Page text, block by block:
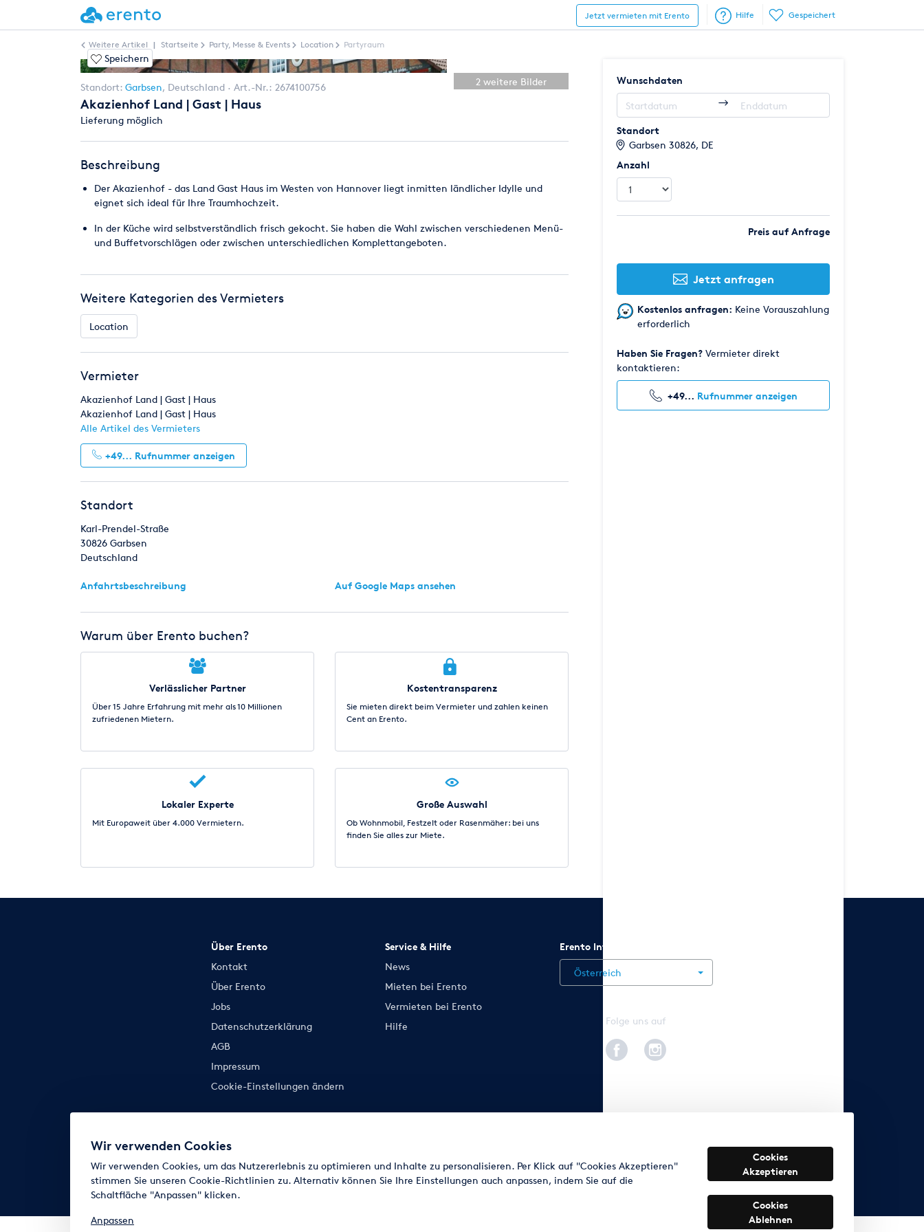
Gespeichert
Jetzt vermieten mit Erento Hilfe
Weitere Artikel | Startseite Party, Messe & Events Location Partyraum
Speichern
2 weitere Bilder
Standort: Garbsen, Deutschland Art.-Nr.: 2674100756
Akazienhof Land | Gast | Haus
Lieferung möglich
Beschreibung
Der Akazienhof - das Land Gast Haus im Westen von Hannover liegt inmitten ländlicher Idylle und
eignet sich ideal für Ihre Traumhochzeit.
In der Küche wird selbstverständlich frisch gekocht. Sie haben die Wahl zwischen verschiedenen Menü-
und Buffetvorschlägen oder zwischen unterschiedlichen Komplettangeboten.
Weitere Kategorien des Vermieters
Location
Vermieter
Akazienhof Land | Gast | Haus
Akazienhof Land | Gast | Haus
Alle Artikel des Vermieters
+49... Rufnummer anzeigen
Standort
Karl-Prendel-Straße
30826 Garbsen
Deutschland
Anfahrtsbeschreibung Auf Google Maps ansehen
Warum über Erento buchen?
Verlässlicher Partner
Über 15 Jahre Erfahrung mit mehr als 10 Millionen
zufriedenen Mietern.
Lokaler Experte
Mit Europaweit über 4.000 Vermietern.
Kostentransparenz
Sie mieten direkt beim Vermieter und zahlen keinen
Cent an Erento.
Große Auswahl
Ob Wohnmobil, Festzelt oder Rasenmäher: bei uns
finden Sie alles zur Miete.
Wunschdaten
Standort
Garbsen 30826, DE
Anzahl
Preis auf Anfrage
Jetzt anfragen
Kostenlos anfragen: Keine Vorauszahlung
erforderlich
Haben Sie Fragen? Vermieter direkt
kontaktieren:
+49... Rufnummer anzeigen
Über Erento
Kontakt
Über Erento
Jobs
Datenschutzerklärung
AGB
Impressum
Cookie-Einstellungen ändern
Service & Hilfe
News
Mieten bei Erento
Vermieten bei Erento
Hilfe
Erento International
Österreich
Folge uns auf
Ausgewiesene Marken gehören den jeweiligen Eigentümern.
Wir verwenden Cookies
Wir verwenden Cookies, um das Nutzererlebnis zu optimieren und Inhalte zu personalisieren. Per Klick auf "Cookies Akzeptieren"
stimmen Sie unseren Cookie-Richtlinien zu. Alternativ können Sie Ihre Einstellungen auch anpassen, indem Sie auf die
Schaltfläche "Anpassen" klicken.
Anpassen
Cookies
Akzeptieren
Cookies
Ablehnen